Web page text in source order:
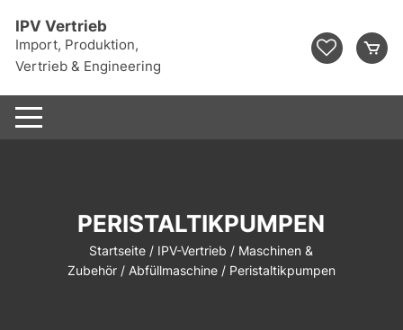
Inhalt
springen
IPV Vertrieb
Import, Produktion,
Vertrieb & Engineering
PERISTALTIKPUMPEN
Startseite / IPV-Vertrieb / Maschinen &
Zubehör/ Abfüllmaschine/ Peristaltikpumpen